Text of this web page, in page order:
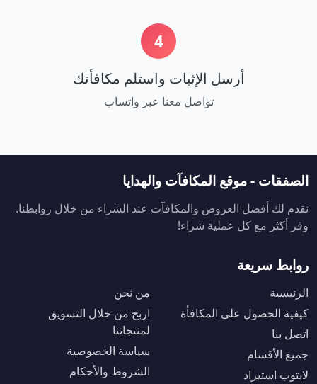
4
أرسل الإثبات واستلم مكافأتك
تواصل معنا عبر واتساب
الصفقات - موقع المكافآت والهدايا
نقدم لك أفضل العروض والمكافآت عند الشراء من خلال روابطنا.
وفر أكثر مع كل عملية شراء!
روابط سريعة
الرئيسية
كيفية الحصول على المكافأة
اتصل بنا
جميع الأقسام
لابتوب استيراد
من نحن
اربح من خلال التسويق
لمنتجاتنا
سياسة الخصوصية
الشروط والأحكام